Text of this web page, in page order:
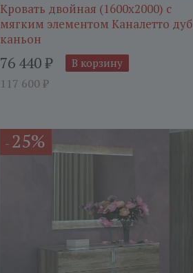
Кровать двойная (1600х2000) c
мягким элементом Каналетто дуб
каньон
76 440₽
117 600 ₽
В корзину
- 25%